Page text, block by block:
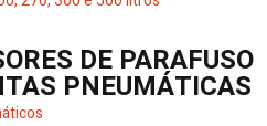
DE PARAFUSO
PNEUMÁTICAS